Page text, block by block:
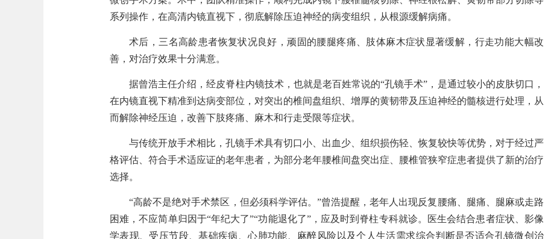
系列操作，在高清内镜直视下，彻底解除压迫神经的病变组织，从根源缓解病痛。
术后，三名高龄患者恢复状况良好，顽固的腰腿疼痛、肢体麻木症状显著缓解，行走功能大幅改
善，对治疗效果十分满意。
据曾浩主任介绍，经皮脊柱内镜技术，也就是老百姓常说的“孔镜手术”，是通过较小的皮肤切口，
在内镜直视下精准到达病变部位，对突出的椎间盘组织、增厚的黄韧带及压迫神经的髓核进行处理，从
而解除神经压迫，改善下肢疼痛、麻木和行走受限等症状。
与传统开放手术相比，孔镜手术具有切口小、出血少、组织损伤轻、恢复较快等优势，对于经过严
格评估、符合手术适应证的老年患者，为部分老年腰椎间盘突出症、腰椎管狭窄症患者提供了新的治疗
选择。
“高龄不是绝对手术禁区，但必须科学评估。”曾浩提醒，老年人出现反复腰痛、腿痛、腿麻或走路
困难，不应简单归因于“年纪大了”“功能退化了”，应及时到脊柱专科就诊。医生会结合患者症状、影像
学表现、受压节段、基础疾病、心肺功能、麻醉风险以及个人生活需求综合判断是否适合孔镜微创治